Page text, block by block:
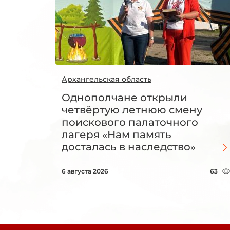
Архангельская область
Однополчане открыли
четвёртую летнюю смену
поискового палаточного
лагеря «Нам память
досталась в наследство»
6 августа 2026 63